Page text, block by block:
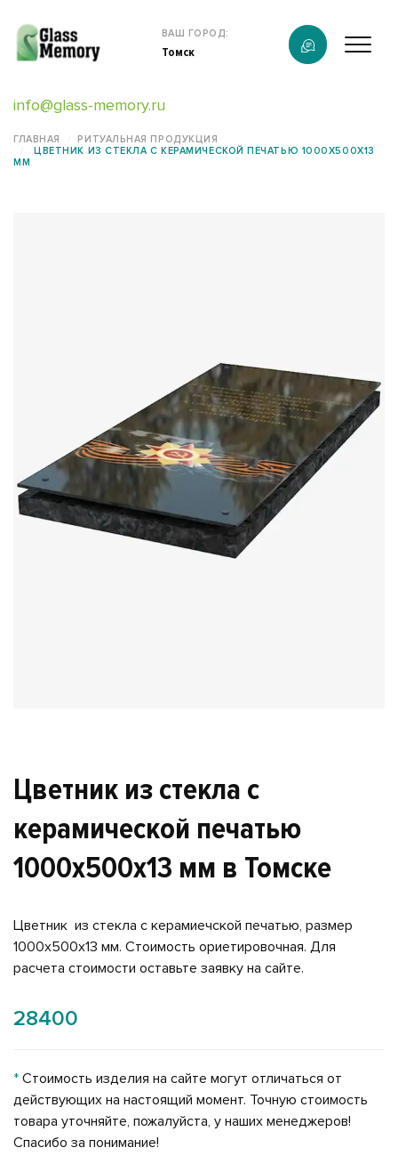
info@glass-memory.ru
ВАШ ГОРОД:
Томск
Продукция
Контакты
ГЛАВНАЯ
РИТУАЛЬНАЯ ПРОДУКЦИЯ
ЦВЕТНИК ИЗ СТЕКЛА С КЕРАМИЧЕСКОЙ ПЕЧАТЬЮ 1000X500X13
ММ
Цветник из стекла с
керамической печатью
1000x500x13 мм в Томске
Цветник из стекла с керамиечской печатью, размер
1000x500x13 мм. Стоимость ориетировочная. Для
расчета стоимости оставьте заявку на сайте.
28400
* Стоимость изделия на сайте могут отличаться от
действующих на настоящий момент. Точную стоимость
товара уточняйте, пожалуйста, у наших менеджеров!
Спасибо за понимание!